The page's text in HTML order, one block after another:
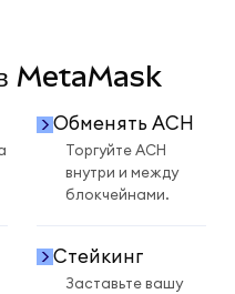
в MetaMask
Обменять ACH
Торгуйте ACH
внутри и между
блокчейнами.
Стейкинг
Заставьте вашу